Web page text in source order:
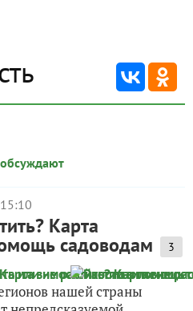
Карта
садоводам 3
нашей страны